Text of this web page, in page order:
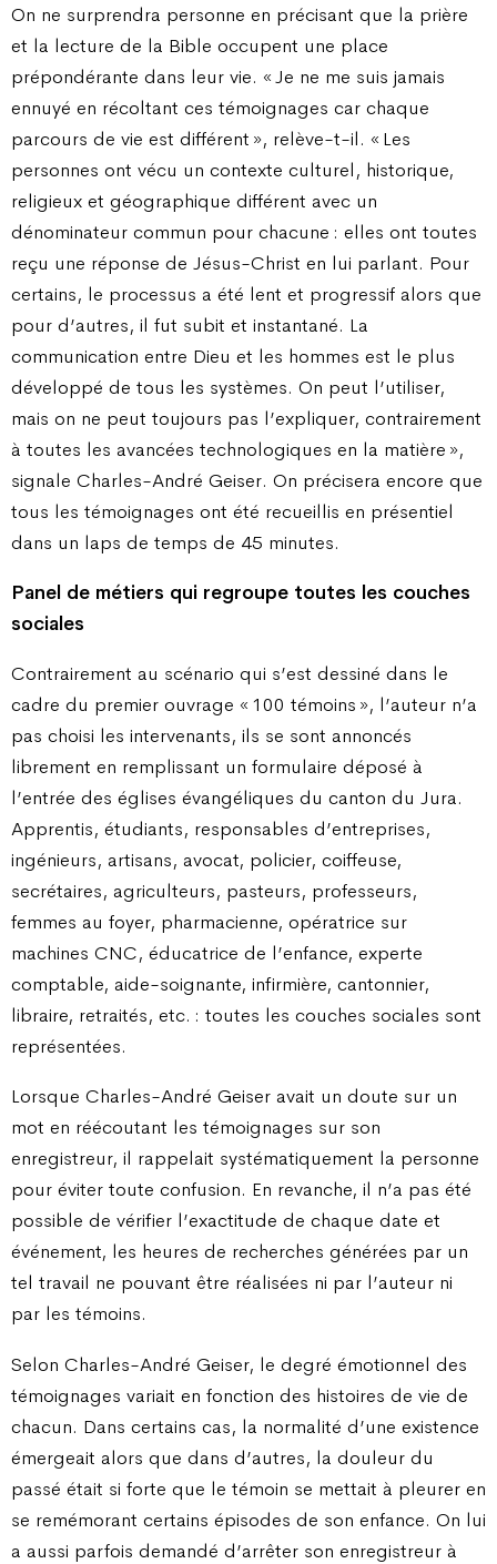
On ne surprendra personne en précisant que la prière
et la lecture de la Bible occupent une place
prépondérante dans leur vie. « Je ne me suis jamais
ennuyé en récoltant ces témoignages car chaque
parcours de vie est différent », relève-t-il. « Les
personnes ont vécu un contexte culturel, historique,
religieux et géographique différent avec un
dénominateur commun pour chacune : elles ont toutes
reçu une réponse de Jésus-Christ en lui parlant. Pour
certains, le processus a été lent et progressif alors que
pour d’autres, il fut subit et instantané. La
communication entre Dieu et les hommes est le plus
développé de tous les systèmes. On peut l’utiliser,
mais on ne peut toujours pas l’expliquer, contrairement
à toutes les avancées technologiques en la matière »,
signale Charles-André Geiser. On précisera encore que
tous les témoignages ont été recueillis en présentiel
dans un laps de temps de 45 minutes.
Panel de métiers qui regroupe toutes les couches
sociales
Contrairement au scénario qui s’est dessiné dans le
cadre du premier ouvrage « 100 témoins », l’auteur n’a
pas choisi les intervenants, ils se sont annoncés
librement en remplissant un formulaire déposé à
l’entrée des églises évangéliques du canton du Jura.
Apprentis, étudiants, responsables d’entreprises,
ingénieurs, artisans, avocat, policier, coiffeuse,
secrétaires, agriculteurs, pasteurs, professeurs,
femmes au foyer, pharmacienne, opératrice sur
machines CNC, éducatrice de l’enfance, experte
comptable, aide-soignante, infirmière, cantonnier,
libraire, retraités, etc. : toutes les couches sociales sont
représentées.
Lorsque Charles-André Geiser avait un doute sur un
mot en réécoutant les témoignages sur son
enregistreur, il rappelait systématiquement la personne
pour éviter toute confusion. En revanche, il n’a pas été
possible de vérifier l’exactitude de chaque date et
événement, les heures de recherches générées par un
tel travail ne pouvant être réalisées ni par l’auteur ni
par les témoins.
Selon Charles-André Geiser, le degré émotionnel des
témoignages variait en fonction des histoires de vie de
chacun. Dans certains cas, la normalité d’une existence
émergeait alors que dans d’autres, la douleur du
passé était si forte que le témoin se mettait à pleurer en
se remémorant certains épisodes de son enfance. On lui
a aussi parfois demandé d’arrêter son enregistreur à